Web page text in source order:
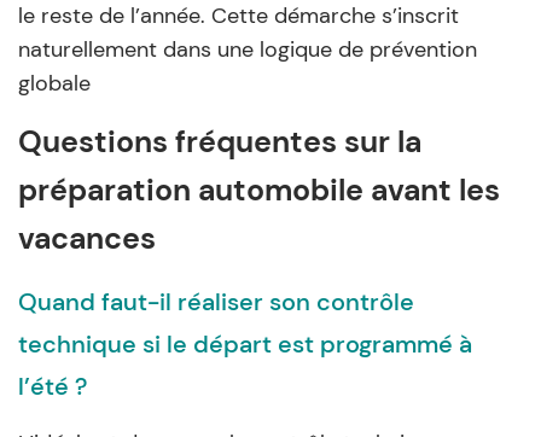
le reste de l’année. Cette démarche s’inscrit
naturellement dans une logique de prévention
globale
Questions fréquentes sur la
préparation automobile avant les
vacances
Quand faut-il réaliser son contrôle
technique si le départ est programmé à
l’été ?